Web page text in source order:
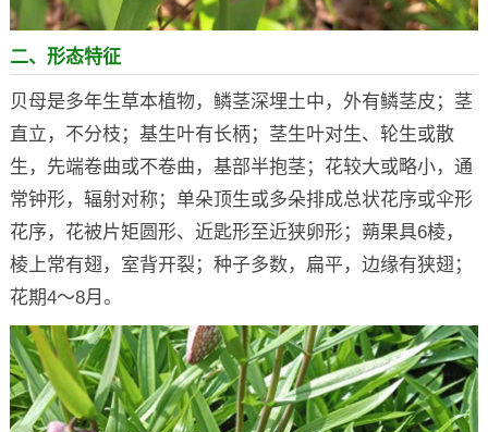
二、形态特征
贝母是多年生草本植物，鳞茎深埋土中，外有鳞茎皮；茎
直立，不分枝；基生叶有长柄；茎生叶对生、轮生或散
生，先端卷曲或不卷曲，基部半抱茎；花较大或略小，通
常钟形，辐射对称；单朵顶生或多朵排成总状花序或伞形
花序，花被片矩圆形、近匙形至近狭卵形；蒴果具6棱，
棱上常有翅，室背开裂；种子多数，扁平，边缘有狭翅；
花期4～8月。